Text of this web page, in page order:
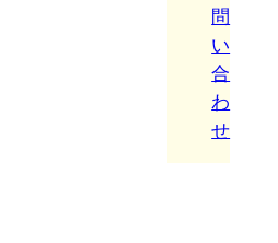
問
い
合
わ
せ